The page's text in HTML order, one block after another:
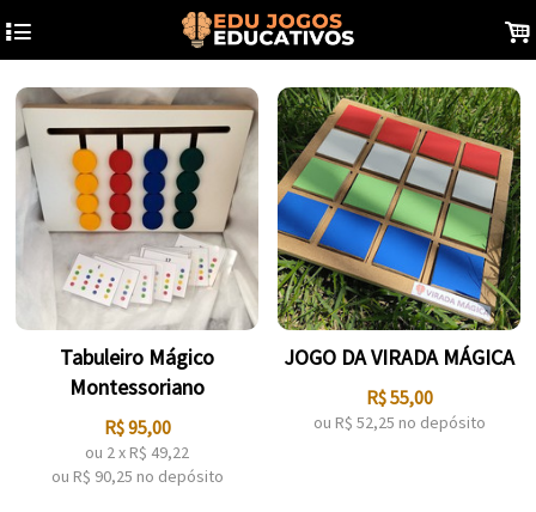
4 .
Tabuleiro Mágico
Montessoriano
R$95,00
ou 2x R$ 49,22
ou R$ 90,25 no depósito
JOGO DA VIRADA MÁGICA
R$55,00
ou R$ 52,25 no depósito